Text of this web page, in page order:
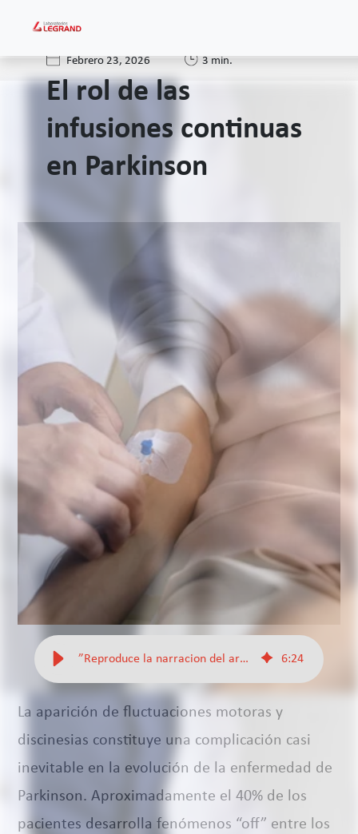
Febrero 23, 2026 3 min.
El rol de las
infusiones continuas
en Parkinson
”Reproduce la narracion del articulo” 6:24
La aparición de fluctuaciones motoras y
discinesias constituye una complicación casi
inevitable en la evolución de la enfermedad de
Parkinson. Aproximadamente el 40% de los
pacientes desarrolla fenómenos “off” entre los